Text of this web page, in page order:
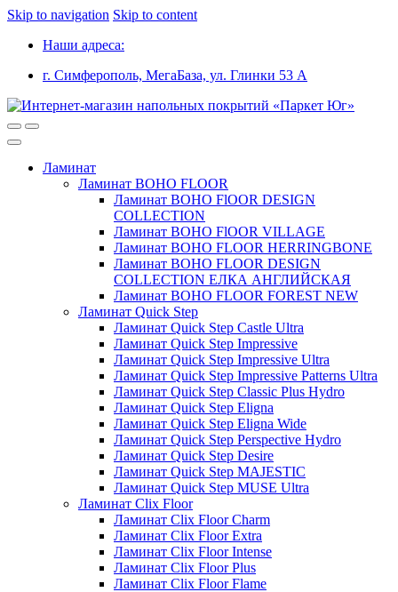
Skip to navigation Skip to content
Наши адреса:
г. Симферополь, МегаБаза, ул. Глинки 53 А
Ламинат
Ламинат BOHO FLOOR
Ламинат BOHO FlOOR DESIGN
COLLECTION
Ламинат BOHO FlOOR VILLAGE
Ламинат BOHO FLOOR HERRINGBONE
Ламинат BOHO FLOOR DESIGN
COLLECTION ЕЛКА АНГЛИЙСКАЯ
Ламинат BOHO FLOOR FOREST NEW
Ламинат Quick Step
Ламинат Quick Step Castle Ultra
Ламинат Quick Step Impressive
Ламинат Quick Step Impressive Ultra
Ламинат Quick Step Impressive Patterns Ultra
Ламинат Quick Step Classic Plus Hydro
Ламинат Quick Step Eligna
Ламинат Quick Step Eligna Wide
Ламинат Quick Step Perspective Hydro
Ламинат Quick Step Desire
Ламинат Quick Step MAJESTIC
Ламинат Quick Step MUSE Ultra
Ламинат Clix Floor
Ламинат Clix Floor Charm
Ламинат Clix Floor Extra
Ламинат Clix Floor Intense
Ламинат Clix Floor Plus
Ламинат Clix Floor Flame